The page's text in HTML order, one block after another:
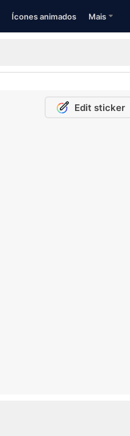
Ícones animados Mais
Edit sticker